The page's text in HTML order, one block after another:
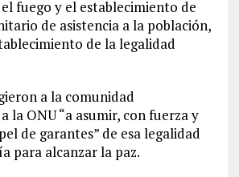
fuego y el establecimiento de
de asistencia a la población,
de la legalidad
a la comunidad
la ONU “a asumir, con fuerza y
de garantes” de esa legalidad
para alcanzar la paz.